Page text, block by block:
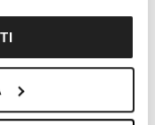
o facendo clic
tua posizione
di interessi e
vita, per offrire
per vivere